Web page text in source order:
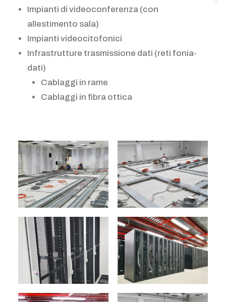
Impianti di videoconferenza (con
allestimento sala)
Impianti videocitofonici
Infrastrutture trasmissione dati (reti fonia-
dati)
Cablaggi in rame
Cablaggi in fibra ottica